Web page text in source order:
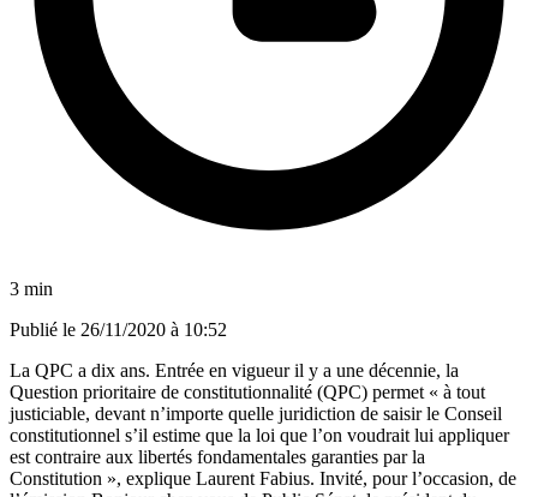
3 min
Publié le 26/11/2020 à 10:52
La QPC a dix ans. Entrée en vigueur il y a une décennie, la
Question prioritaire de constitutionnalité (QPC) permet « à tout
justiciable, devant n’importe quelle juridiction de saisir le Conseil
constitutionnel s’il estime que la loi que l’on voudrait lui appliquer
est contraire aux libertés fondamentales garanties par la
Constitution », explique Laurent Fabius. Invité, pour l’occasion, de